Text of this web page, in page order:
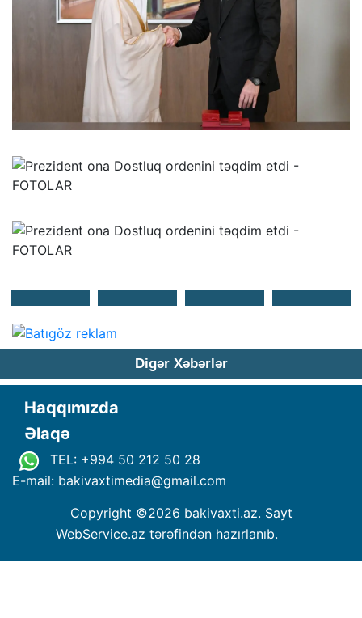
Digər Xəbərlər
Haqqımızda
Əlaqə
TEL: +994 50 212 50 28
E-mail: bakivaxtimedia@gmail.com
Copyright ©2026 bakivaxti.az. Sayt
WebService.az tərəfindən hazırlanıb.